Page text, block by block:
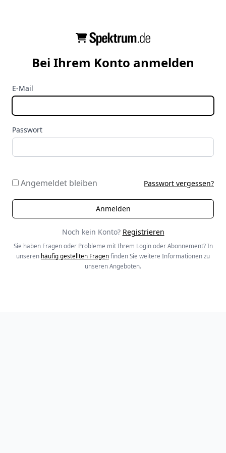
Bei Ihrem Konto anmelden
E-Mail
Passwort
Angemeldet bleiben Passwort vergessen?
Noch kein Konto? Registrieren
Sie haben Fragen oder Probleme mit Ihrem Login oder Abonnement? In
unseren häufig gestellten Fragen finden Sie weitere Informationen zu
unseren Angeboten.